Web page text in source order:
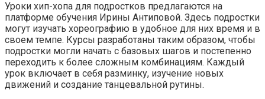
Уроки хип-хопа для подростков предлагаются на
платформе обучения Ирины Антиповой. Здесь подростки
могут изучать хореографию в удобное для них время и в
своем темпе. Курсы разработаны таким образом, чтобы
подростки могли начать с базовых шагов и постепенно
переходить к более сложным комбинациям. Каждый
урок включает в себя разминку, изучение новых
движений и создание танцевальной рутины.